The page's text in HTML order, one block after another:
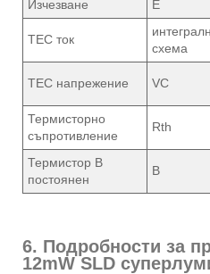
Изчезване Е
TEC ток
схема
TEC напрежение VC
Термисторно
съпротивление
Rth
Термистор B
постоянен
B
6. Подробности за
12mW SLD